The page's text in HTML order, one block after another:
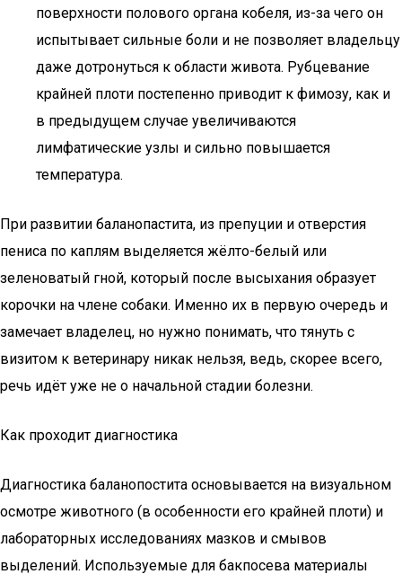
поверхности полового органа кобеля, из-за чего он
испытывает сильные боли и не позволяет владельцу
даже дотронуться к области живота. Рубцевание
крайней плоти постепенно приводит к фимозу, как и
в предыдущем случае увеличиваются
лимфатические узлы и сильно повышается
температура.
При развитии баланопастита, из препуции и отверстия
пениса по каплям выделяется жёлто-белый или
зеленоватый гной, который после высыхания образует
корочки на члене собаки. Именно их в первую очередь и
замечает владелец, но нужно понимать, что тянуть с
визитом к ветеринару никак нельзя, ведь, скорее всего,
речь идёт уже не о начальной стадии болезни.
Как проходит диагностика
Диагностика баланопостита основывается на визуальном
осмотре животного (в особенности его крайней плоти) и
лабораторных исследованиях мазков и смывов
выделений. Используемые для бакпосева материалы